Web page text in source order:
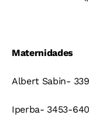
Maternidades
Albert Sabin-
Iperba- 3453-